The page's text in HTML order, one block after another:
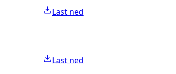
Last ned
Last ned